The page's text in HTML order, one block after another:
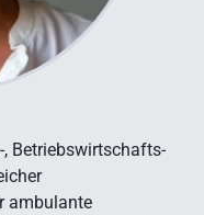
Betriebswirtschafts-
ambulante